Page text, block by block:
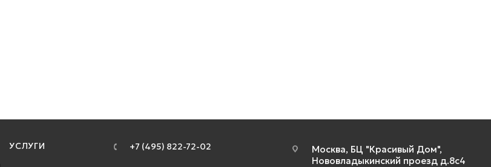
УСЛУГИ
+7 (495) 822-72-02
Москва, БЦ "Красивый Дом",
Нововладыкинский проезд д.8с4